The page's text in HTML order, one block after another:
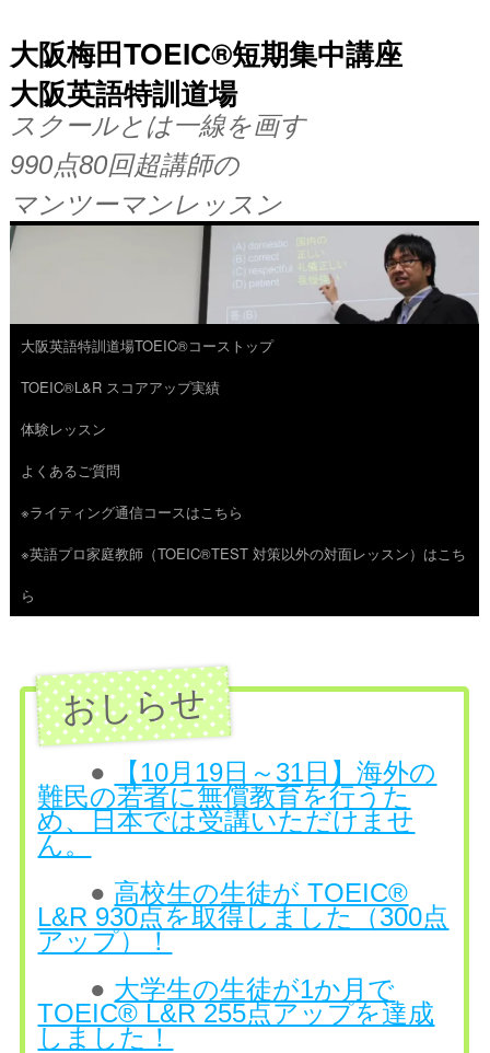
大阪梅田TOEIC®短期集中講座
大阪英語特訓道場
スクールとは一線を画す
990点80回超講師の
マンツーマンレッスン
コ
ン
テ
ン
ツ
へ
ス
大阪英語特訓道場TOEIC®コーストップ
TOEIC®L&R スコアアップ実績
体験レッスン
よくあるご質問
※ライティング通信コースはこちら
※英語プロ家庭教師（TOEIC®TEST 対策以外の対面レッスン）はこち
ら
●
【10月19日～31日】海外の
難民の若者に無償教育を行うた
め、日本では受講いただけませ
ん。
● 高校生の生徒が TOEIC®
L&R 930点を取得しました（300点
アップ）！
● 大学生の生徒が1か月で
TOEIC® L&R 255点アップを達成
しました！